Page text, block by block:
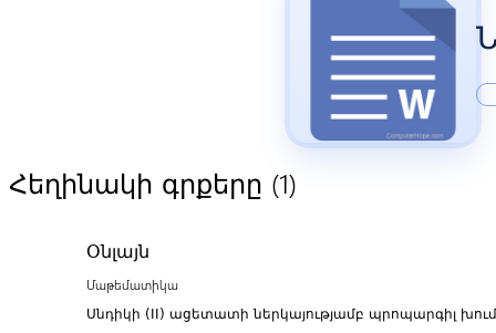
Հեղինակի գրքերը (1)
Օնլայն
Մաթեմատիկա
Սնդիկի (II) ացետատի ներկայությամբ պրոպարգիլ